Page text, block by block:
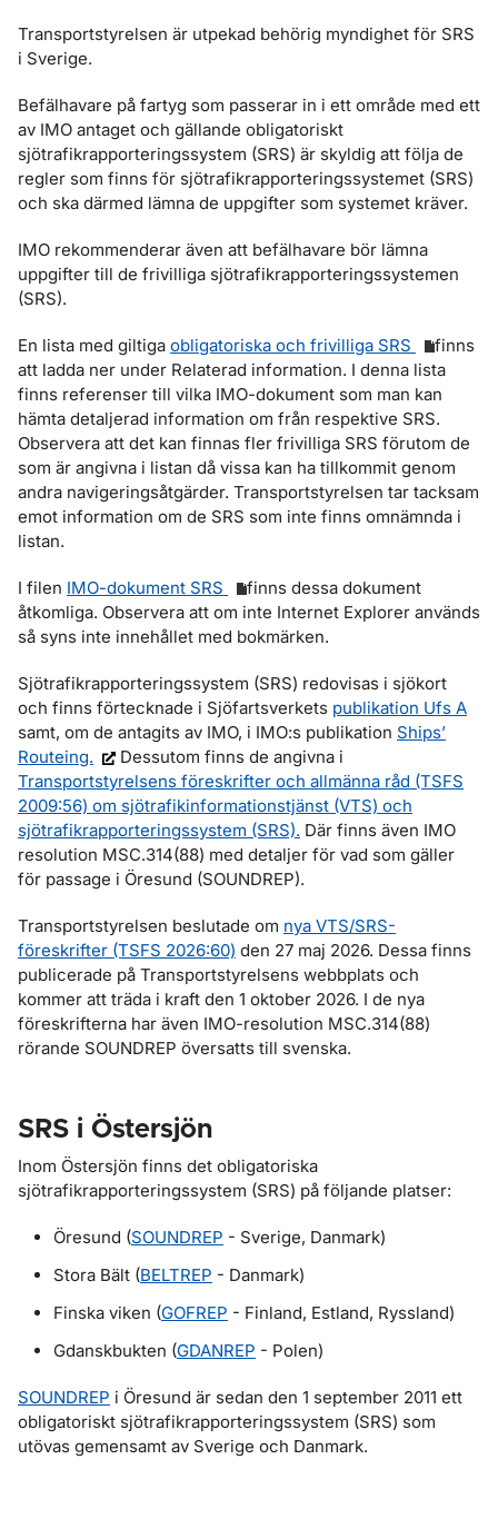
Transportstyrelsen är utpekad behörig myndighet för SRS
i Sverige.
Befälhavare på fartyg som passerar in i ett område med ett
av IMO antaget och gällande obligatoriskt
sjötrafikrapporteringssystem (SRS) är skyldig att följa de
regler som finns för sjötrafikrapporteringssystemet (SRS)
och ska därmed lämna de uppgifter som systemet kräver.
IMO rekommenderar även att befälhavare bör lämna
uppgifter till de frivilliga sjötrafikrapporteringssystemen
(SRS).
En lista med giltiga obligatoriska och frivilliga SRS
finns
att ladda ner under Relaterad information. I denna lista
finns referenser till vilka IMO-dokument som man kan
hämta detaljerad information om från respektive SRS.
Observera att det kan finnas fler frivilliga SRS förutom de
som är angivna i listan då vissa kan ha tillkommit genom
andra navigeringsåtgärder. Transportstyrelsen tar tacksam
emot information om de SRS som inte finns omnämnda i
listan.
I filen IMO-dokument SRS
finns dessa dokument
åtkomliga. Observera att om inte Internet Explorer används
så syns inte innehållet med bokmärken.
Sjötrafikrapporteringssystem (SRS) redovisas i sjökort
och finns förtecknade i Sjöfartsverkets publikation Ufs A
samt, om de antagits av IMO, i IMO:s publikation Ships’
Routeing.
Dessutom finns de angivna i
Transportstyrelsens föreskrifter och allmänna råd (TSFS
2009:56) om sjötrafikinformationstjänst (VTS) och
sjötrafikrapporteringssystem (SRS). Där finns även IMO
resolution MSC.314(88) med detaljer för vad som gäller
för passage i Öresund (SOUNDREP).
Transportstyrelsen beslutade om nya VTS/SRS-
föreskrifter (TSFS 2026:60) den 27 maj 2026. Dessa finns
publicerade på Transportstyrelsens webbplats och
kommer att träda i kraft den 1 oktober 2026. I de nya
föreskrifterna har även IMO-resolution MSC.314(88)
rörande SOUNDREP översatts till svenska.
SRS i Östersjön
Inom Östersjön finns det obligatoriska
sjötrafikrapporteringssystem (SRS) på följande platser:
Öresund (SOUNDREP - Sverige, Danmark)
Stora Bält (BELTREP - Danmark)
Finska viken (GOFREP - Finland, Estland, Ryssland)
Gdanskbukten (GDANREP - Polen)
SOUNDREP i Öresund är sedan den 1 september 2011 ett
obligatoriskt sjötrafikrapporteringssystem (SRS) som
utövas gemensamt av Sverige och Danmark.